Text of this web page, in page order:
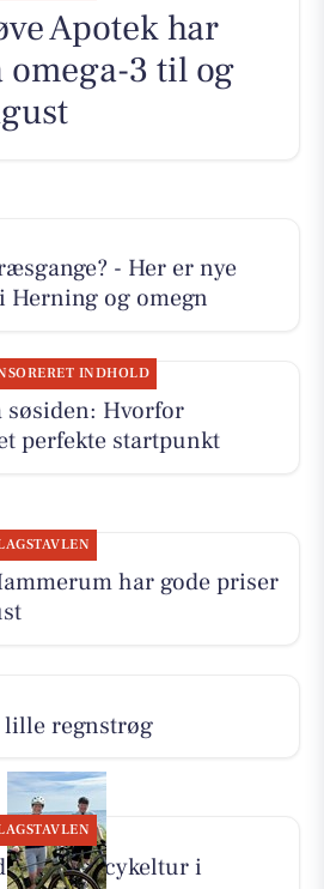
Apotek har
omega-3 til og
- Her er nye
og omegn
INDHOLD
søsiden: Hvorfor
perfekte startpunkt
har gode priser
lille regnstrøg
65 km cykeltur i